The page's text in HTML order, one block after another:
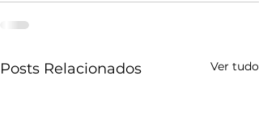
Posts Relacionados Ver tudo